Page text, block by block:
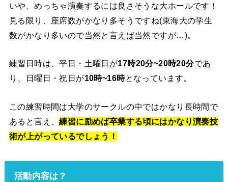
いや、めっちゃ演奏するには良さそうな大ホールです！
見る限り、座席数がかなり多そうですね(東海大の学生
数がかなり多いので当然と言えば当然ですが…)。
練習日時は、平日・土曜日が17時20分~20時20分であ
り、日曜日・祝日が10時~16時となっています。
この練習時間は大学のサークルの中ではかなり長時間で
あると言え、練習に励めば卒業する頃にはかなり演奏技
術が上がっているでしょう！
活動内容は？